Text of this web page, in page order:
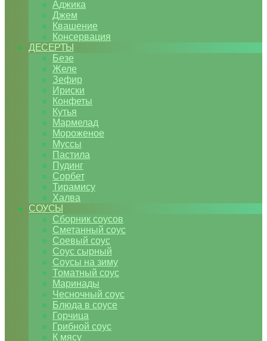
Аджика
Джем
Квашение
Консервация
ДЕСЕРТЫ
Безе
Желе
Зефир
Ириски
Конфеты
Кутья
Мармелад
Мороженое
Муссы
Пастила
Пудинг
Сорбет
Тирамису
Халва
СОУСЫ
Сборник соусов
Сметанный соус
Соевый соус
Соус сырный
Соусы на зиму
Томатный соус
Маринады
Чесночный соус
Блюда в соусе
Горчица
Грибной соус
К мясу